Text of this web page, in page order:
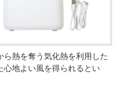
熱を奪う気化熱を利用した
心地よい風を得られるとい